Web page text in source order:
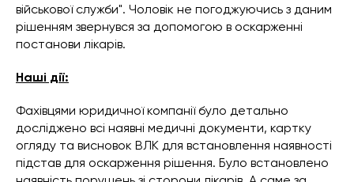
військової служби". Чоловік не погоджуючись з даним
рішенням звернувся за допомогою в оскарженні
постанови лікарів.
Наші дії:
Фахівцями юридичної компанії було детально
досліджено всі наявні медичні документи, картку
огляду та висновок ВЛК для встановлення наявності
підстав для оскарження рішення. Було встановлено